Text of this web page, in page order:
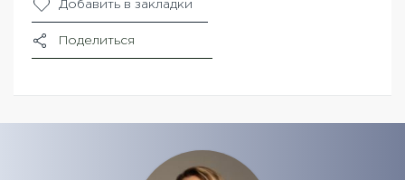
Добавить в закладки
Поделиться